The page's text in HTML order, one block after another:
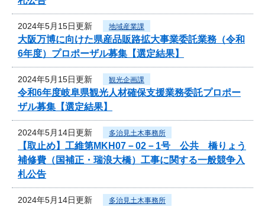
2024年5月15日更新 地域産業課
大阪万博に向けた県産品販路拡大事業委託業務（令和
6年度）プロポーザル募集【選定結果】
2024年5月15日更新 観光企画課
令和6年度岐阜県観光人材確保支援業務委託プロポー
ザル募集【選定結果】
2024年5月14日更新 多治見土木事務所
【取止め】工維第MKH07－02－1号 公共 橋りょう
補修費（国補正・瑞浪大橋）工事に関する一般競争入
札公告
2024年5月14日更新 多治見土木事務所